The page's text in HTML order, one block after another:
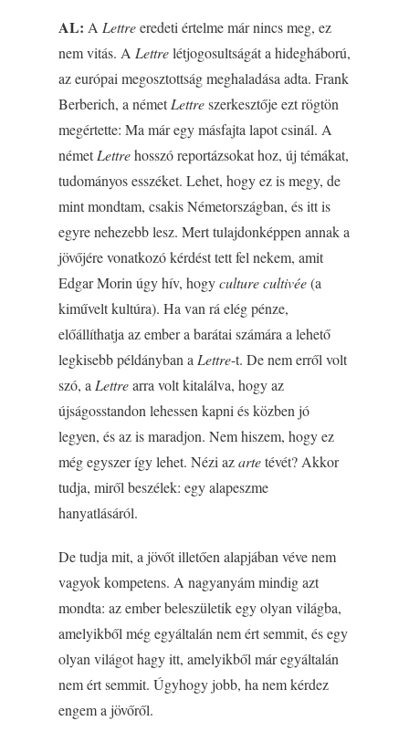
AL: A Lettreeredeti értelme már nincs meg, ez
nem vitás. A Lettrelétjogosultságát a hidegháború,
az európai megosztottság meghaladása adta. Frank
Berberich, a németLettreszerkesztője ezt rögtön
megértette: Ma már egy másfajta lapot csinál. A
németLettrehosszó reportázsokat hoz, új témákat,
tudományos esszéket. Lehet, hogy ez is megy, de
mint mondtam, csakis Németországban, és itt is
egyre nehezebb lesz. Mert tulajdonképpen annak a
jövőjére vonatkozó kérdést tett fel nekem, amit
Edgar Morin úgy hív, hogyculture cultivée(a
kiművelt kultúra). Ha van rá elég pénze,
előállíthatja az ember a barátai számára a lehető
legkisebb példányban a Lettre-t. De nem erről volt
szó, a Lettrearra volt kitalálva, hogy az
újságosstandon lehessen kapni és közben jó
legyen, és az is maradjon. Nem hiszem, hogy ez
még egyszer így lehet. Nézi azartetévét? Akkor
tudja, miről beszélek: egy alapeszme
hanyatlásáról.
De tudja mit, a jövőt illetően alapjában véve nem
vagyok kompetens. A nagyanyám mindig azt
mondta: az ember beleszületik egy olyan világba,
amelyikből még egyáltalán nem ért semmit, és egy
olyan világot hagy itt, amelyikből már egyáltalán
nem ért semmit. Úgyhogy jobb, ha nem kérdez
engem a jövőről.